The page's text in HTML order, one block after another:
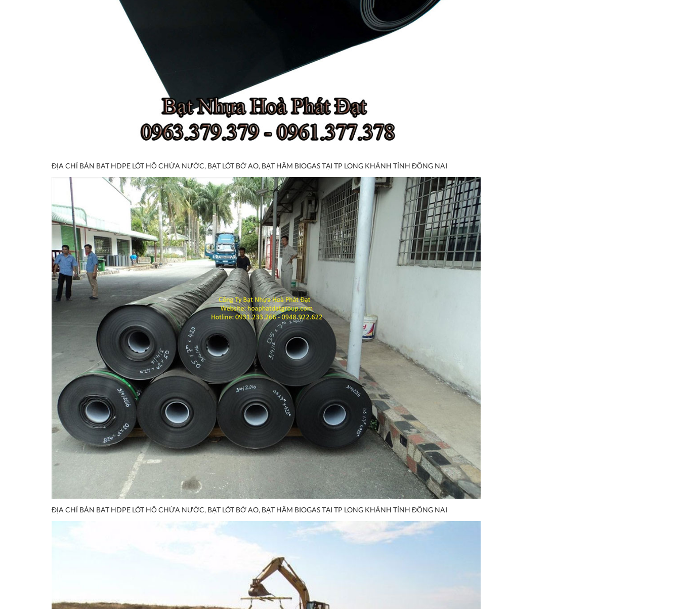
ĐỊA CHỈ BÁN BẠT HDPE LÓT HỒ CHỨA NƯỚC, BẠT LÓT BỜ AO, BẠT HẦM BIOGAS TẠI TP LONG KHÁNH TỈNH ĐỒNG NAI
ĐỊA CHỈ BÁN BẠT HDPE LÓT HỒ CHỨA NƯỚC, BẠT LÓT BỜ AO, BẠT HẦM BIOGAS TẠI TP LONG KHÁNH TỈNH ĐỒNG NAI